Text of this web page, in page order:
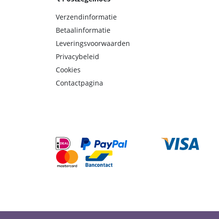
Verzendinformatie
Betaalinformatie
Leveringsvoorwaarden
Privacybeleid
Cookies
Contactpagina